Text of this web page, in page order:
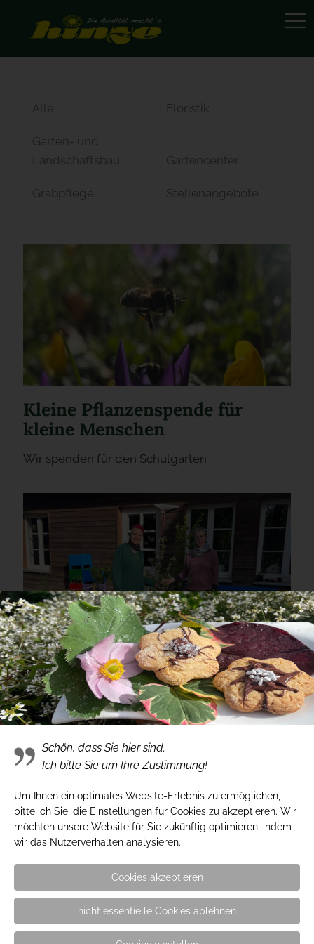
Alle Floristik
Garten- und
Landschaftsbau
Gartencenter
Grabpflege Stellenangebote
Kleine Pflanzenspende für
kleine Menschen
Wir spenden für den Schulgarten
Pflanzenspende
Pflanzenspende an Grundschule- wir lassen es
brummen
Adresse
Gärtnerei Hinze e.K.
Inh. Stefan Kaben
Friedhofsallee 134
23554 Lübeck
Schön, dass Sie hier sind.
Ich bitte Sie um Ihre Zustimmung!
Um Ihnen ein optimales Website-Erlebnis zu ermöglichen,
bitte ich Sie, die Einstellungen für Cookies zu akzeptieren. Wir
möchten unsere Website für Sie zukünftig optimieren, indem
wir das Nutzerverhalten analysieren.
Cookies akzeptieren
nicht essentielle Cookies ablehnen